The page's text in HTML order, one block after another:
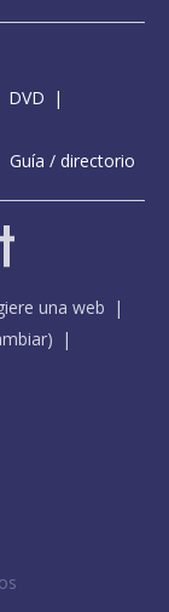
DVD
Guía / directorio
una web
)